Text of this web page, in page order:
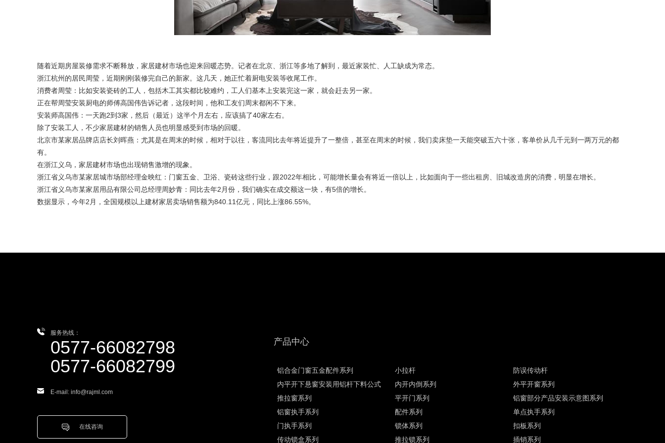
随着近期房屋装修需求不断释放，家居建材市场也迎来回暖态势。记者在北京、浙江等多地了解到，最近家装忙、人工缺成为常态。
浙江杭州的居民周莹，近期刚刚装修完自己的新家。这几天，她正忙着厨电安装等收尾工作。
消费者周莹：比如安装瓷砖的工人，包括木工其实都比较难约，工人们基本上安装完这一家，就会赶去另一家。
正在帮周莹安装厨电的师傅高国伟告诉记者，这段时间，他和工友们周末都闲不下来。
安装师高国伟：一天跑2到3家，然后（最近）这半个月左右，应该搞了40家左右。
除了安装工人，不少家居建材的销售人员也明显感受到市场的回暖。
北京市某家居品牌店店长刘晖燕：尤其是在周末的时候，相对于以往，客流同比去年将近提升了一整倍，甚至在周末的时候，我们卖床垫一天能突破五六十张，客单价从几千元到一两万元的都
有。
在浙江义乌，家居建材市场也出现销售激增的现象。
浙江省义乌市某家居城市场部经理金映红： 门窗五金、卫浴、瓷砖这些行业，跟2022年相比，可能增长量会有将近一倍以上，比如面向于一些出租房、旧城改造房的消费，明显在增长。
浙江省义乌市某家居用品有限公司总经理周妙青：同比去年2月份，我们确实在成交额这一块，有5倍的增长。
数据显示，今年2月，全国规模以上建材家居卖场销售额为840.11亿元，同比上涨86.55%。
服务热线：
0577-66082798
0577-66082799
E-mail: info@rajml.com
在线咨询
产品中心
铝合金门窗五金配件系列 小拉杆
防误传动杆
内平开下悬窗安装用铝杆下料公式
内开内倒系列
外平开窗系列
推拉窗系列
平开门系列
铝窗部分产品安装示意图系列
铝窗执手系列
配件系列
单点执手系列
门执手系列
锁体系列
扣板系列
传动锁盒系列
推拉锁系列 插销系列